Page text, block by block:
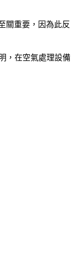
關重要，因為此反
，在空氣處理設備